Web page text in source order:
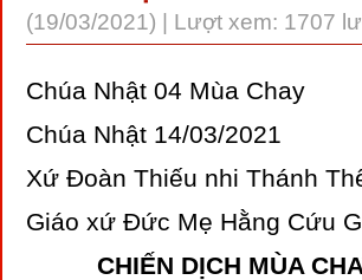
(19/03/2021) | Lượt xem: 1707
Chúa Nhật 04 Mùa Chay
Chúa Nhật 14/03/2021
Xứ Đoàn Thiếu nhi Thánh
Giáo xứ Đức Mẹ Hằng Cứu
CHIẾN DỊCH MÙA